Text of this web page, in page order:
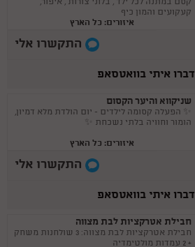
קסם במתנה לכל ילד , בלוני צורות , איפור,
קעקועים והמון כיף
איזורים: כל הארץ
התקשרו אלי
דברו איתי בוואטסאפ
שניקווא והיער הקסום
✨ הפעלה קסומה לילדים - יום הולדת מלא דמיון,
הומור וחוויה בלתי נשכחת ✨
איזורים: כל הארץ
התקשרו אלי
דברו איתי בוואטסאפ
חבילת אטרקציות לבת מצווה
חבילת אטרקציות לבת מצווה: 3 שולחנות משחק
+ 2 עמדות מולטימדיה